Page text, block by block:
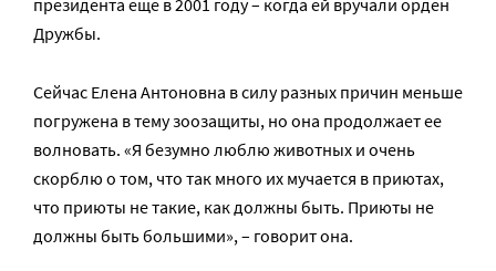
президента еще в 2001 году – когда ей вручали орден
Дружбы.
Сейчас Елена Антоновна в силу разных причин меньше
погружена в тему зоозащиты, но она продолжает ее
волновать. «Я безумно люблю животных и очень
скорблю о том, что так много их мучается в приютах,
что приюты не такие, как должны быть. Приюты не
должны быть большими», – говорит она.